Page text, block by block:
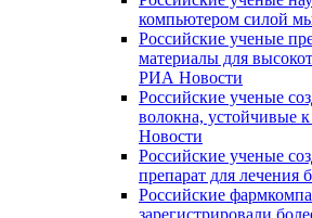
компьютером силой
Российские ученые
материалы для
РИА Новости
Российские ученые
волокна, устойчивые
Новости
Российские ученые
препарат для лечения
Российские
зарегистрировали